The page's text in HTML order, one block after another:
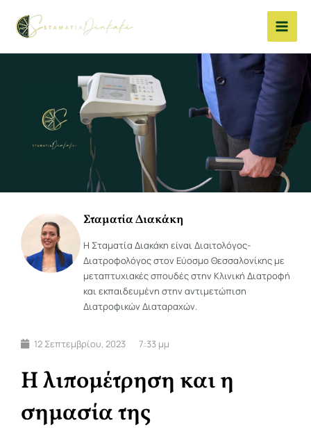
στο
Σταματία Διακάκη
Η Σταματία Διακάκη είναι Διαιτολόγος-
Διατροφολόγος στον Εύοσμο Θεσσαλονίκης με
μεταπτυχιακές σπουδές στην Κλινική Διατροφή
και εκπαιδευμένη στην αντιμετώπιση
Διατροφικών Διαταραχών.
12 Σεπτεμβρίου, 2023 7:33 μμ
Η λιπομέτρηση και η
σημασία της